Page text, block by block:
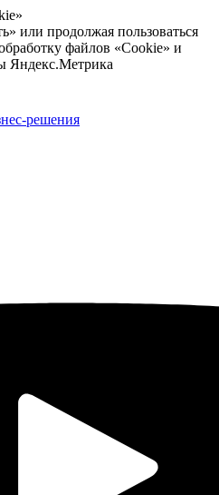
или продолжая пользоваться
файлов «Cookie» и
Яндекс.Метрика
решения